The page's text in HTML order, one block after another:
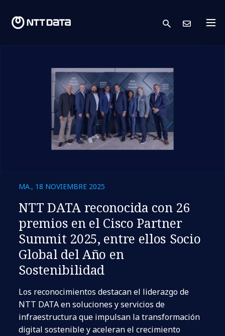
search
MA., 18 NOVIEMBRE 2025
NTT DATA reconocida con 26
premios en el Cisco Partner
Summit 2025, entre ellos Socio
Global del Año en
Sostenibilidad
Los reconocimientos destacan el liderazgo de
NTT DATA en soluciones y servicios de
infraestructura que impulsan la transformación
digital sostenible y aceleran el crecimiento